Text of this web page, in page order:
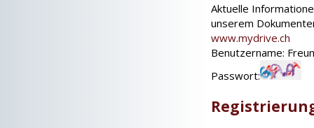
Aktuelle
unserem
www.mydrive.ch
Benutzername:
Passwort: